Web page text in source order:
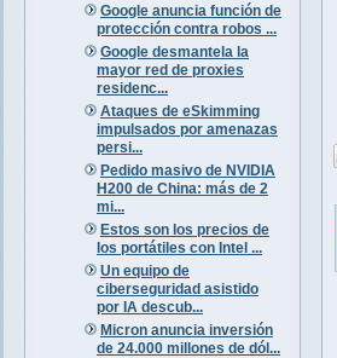
Google anuncia función de
protección contra robos ...
Google desmantela la
mayor red de proxies
residenc...
Ataques de eSkimming
impulsados por amenazas
persi...
Pedido masivo de NVIDIA
H200 de China: más de 2
mi...
Estos son los precios de
los portátiles con Intel ...
Un equipo de
ciberseguridad asistido
por IA descub...
Micron anuncia inversión
de 24.000 millones de dól...